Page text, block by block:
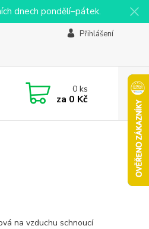
dnech pondělí–pátek.
Přihlášení
0ks
za 0 Kč
na vzduchu schnoucí